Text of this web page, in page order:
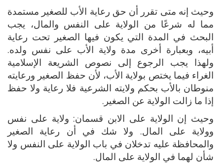
وحيث إنه متى تقرر أن حق رعاية الأب للصغير مستمدة
مما له شرعًا من الولاية على النفس والمال، يجب
البحث في المدة التي يكون فيها الصغير تحت رعاية
أبيه، وبعبارة أخرى مدة ولاية الأب على نفس ولده.
ولهذا يجب الرجوع إلى نصوص الشريعة الإسلامية
الغراء فيما يختص بولاية الأب، لأن حفظ الصغير ورعايته
منوطان بالأب بحكم ولايته الشرعية فلا رعاية ولا حفظ
إذا ما زالت الولاية عن الصغير.
وحيث إن الولاية على الابن قسمان: ولاية على نفس
وولاية على المال. ولا شك في أن رعاية الصغير
والمحافظة عليه تدخلان في باب الولاية على النفس ولا
شأن لهما في الولاية على المال.